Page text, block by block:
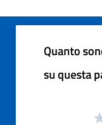
Quanto
su questa